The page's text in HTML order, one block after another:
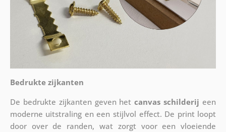
Bedrukte zijkanten
De bedrukte zijkanten geven hetcanvas schilderij een
moderne uitstraling en een stijlvol effect. De print loopt
door over de randen, wat zorgt voor een vloeiende